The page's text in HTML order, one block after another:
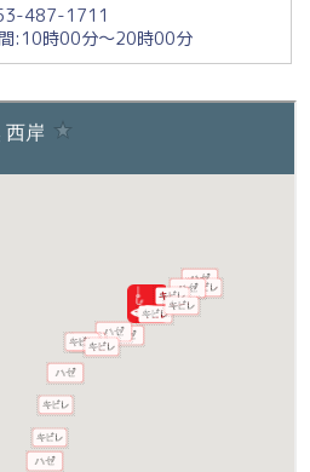
487-1711
:10時00分～20時00分